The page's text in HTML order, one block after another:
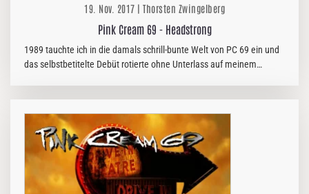
19. Nov. 2017 | Thorsten Zwingelberg
Pink Cream 69 - Headstrong
1989 tauchte ich in die damals schrill-bunte Welt von PC 69 ein und
das selbstbetitelte Debüt rotierte ohne Unterlass auf meinem